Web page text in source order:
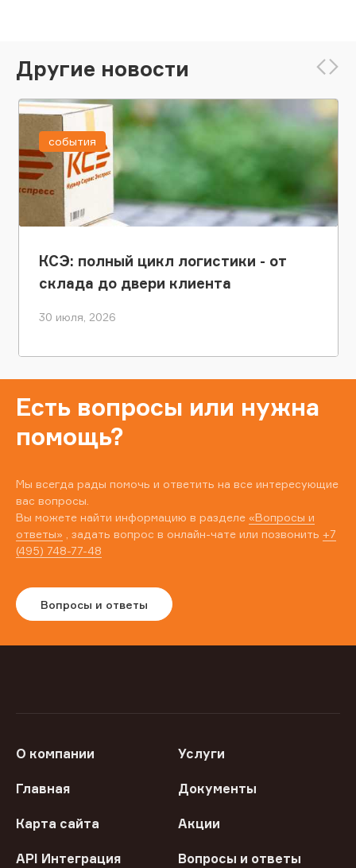
Другие новости
КСЭ: полный цикл логистики - от
склада до двери клиента
30 июля, 2026
события
Есть вопросы или нужна
помощь?
Мы всегда рады помочь и ответить на все интересующие
вас вопросы.
Вы можете найти информацию в разделе «Вопросы и
ответы» , задать вопрос в онлайн-чате или позвонить +7
(495) 748-77-48
Вопросы и ответы
О компании Услуги
Главная Документы
Карта сайта Акции
API Интеграция Вопросы и ответы